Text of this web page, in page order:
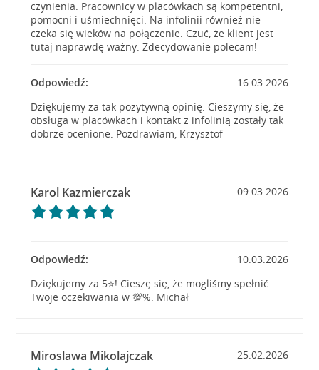
czynienia. Pracownicy w placówkach są kompetentni,
pomocni i uśmiechnięci. Na infolinii również nie
czeka się wieków na połączenie. Czuć, że klient jest
tutaj naprawdę ważny. Zdecydowanie polecam!
Odpowiedź:
16.03.2026
Dziękujemy za tak pozytywną opinię. Cieszymy się, że
obsługa w placówkach i kontakt z infolinią zostały tak
dobrze ocenione. Pozdrawiam, Krzysztof
Karol Kazmierczak 09.03.2026
Odpowiedź:
10.03.2026
Dziękujemy za 5⭐! Cieszę się, że mogliśmy spełnić
Twoje oczekiwania w 💯%. Michał
Miroslawa Mikolajczak 25.02.2026